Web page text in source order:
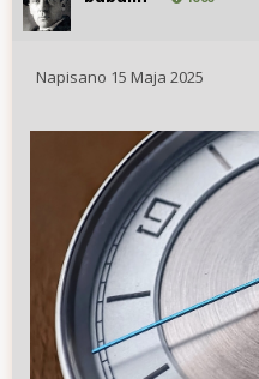
Napisano 15 Maja 2025